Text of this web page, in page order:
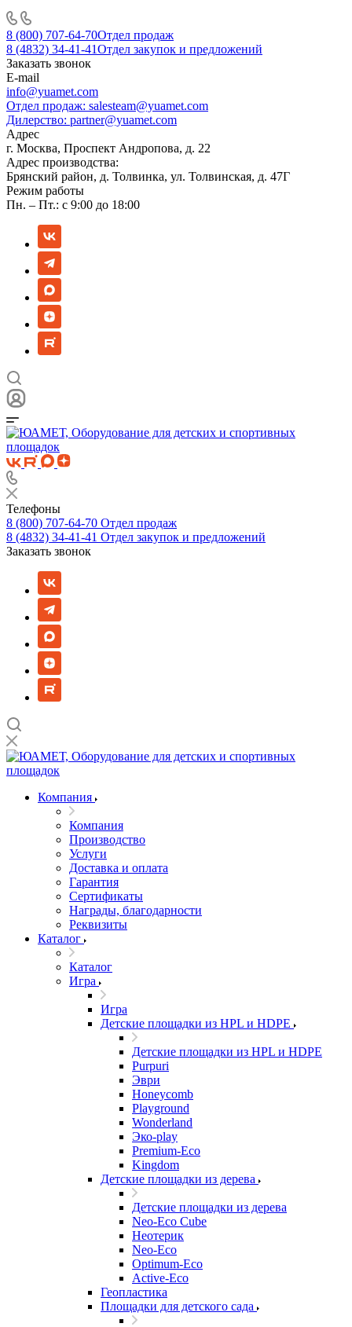
8 (800) 707-64-70Отдел продаж
8 (4832) 34-41-41Отдел закупок и предложений
Заказать звонок
E-mail
info@yuamet.com
Отдел продаж: salesteam@yuamet.com
Дилерство: partner@yuamet.com
Адрес
г. Москва, Проспект Андропова, д. 22
Адрес производства:
Брянский район, д. Толвинка, ул. Толвинская, д. 47Г
Режим работы
Пн. – Пт.: с 9:00 до 18:00
Телефоны
8 (800) 707-64-70 Отдел продаж
8 (4832) 34-41-41 Отдел закупок и предложений
Заказать звонок
Компания
Компания
Производство
Услуги
Доставка и оплата
Гарантия
Сертификаты
Награды, благодарности
Реквизиты
Каталог
Каталог
Игра
Игра
Детские площадки из HPL и HDPE
Детские площадки из HPL и HDPE
Purpuri
Эври
Honeycomb
Playground
Wonderland
Эко-play
Premium-Eco
Kingdom
Детские площадки из дерева
Детские площадки из дерева
Neo-Eco Cube
Неотерик
Neo-Eco
Оptimum-Еco
Active-Eco
Геопластика
Площадки для детского сада